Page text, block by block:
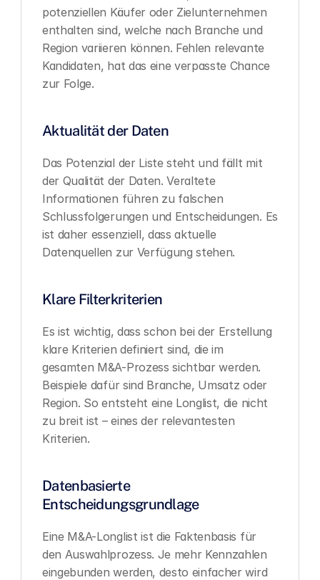
potenziellen Käufer oder Zielunternehmen
enthalten sind, welche nach Branche und
Region variieren können. Fehlen relevante
Kandidaten, hat das eine verpasste Chance
zur Folge.
Aktualität der Daten
Das Potenzial der Liste steht und fällt mit
der Qualität der Daten. Veraltete
Informationen führen zu falschen
Schlussfolgerungen und Entscheidungen. Es
ist daher essenziell, dass aktuelle
Datenquellen zur Verfügung stehen.
Klare Filterkriterien
Es ist wichtig, dass schon bei der Erstellung
klare Kriterien definiert sind, die im
gesamten M&A-Prozess sichtbar werden.
Beispiele dafür sind Branche, Umsatz oder
Region. So entsteht eine Longlist, die nicht
zu breit ist – eines der relevantesten
Kriterien.
Datenbasierte
Entscheidungsgrundlage
Eine M&A-Longlist ist die Faktenbasis für
den Auswahlprozess. Je mehr Kennzahlen
eingebunden werden, desto einfacher wird